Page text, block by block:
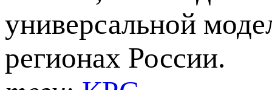
универсальной
регионах России.